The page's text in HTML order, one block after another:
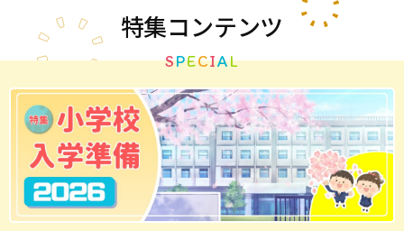
特集コンテンツ
SPECIAL